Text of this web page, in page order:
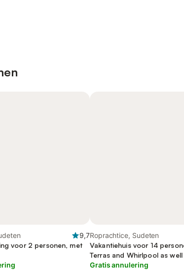
9,7
voor 2 personen, met
Roprachtice, Sudeten
Vakantiehuis voor 14
Terras and Whirlpool as well
Sauna
Gratis annulering